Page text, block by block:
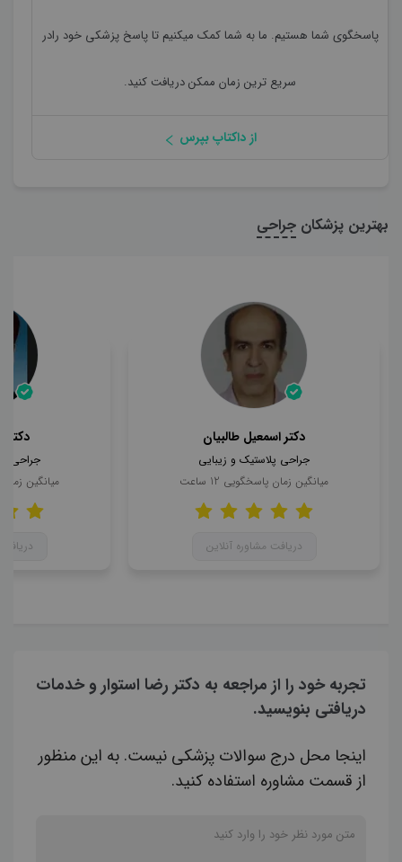
پاسخگوی شما هستیم. ما به شما کمک میکنیم تا پاسخ پزشکی خود رادر
سریع ترین زمان ممکن دریافت کنید.
از داکتاپ بپرس
بهترین پزشکان جراحی
دکتر اسمعیل طالبیان
جراحی پلاستیک و زیبایی
میانگین زمان پاسخگویی 12 ساعت
دریافت مشاوره آنلاین
دکتر
جراحی
میانگین
تجربه خود را از مراجعه به دکتر رضا استوار و خدمات
دریافتی بنویسید.
اینجا محل درج سوالات پزشکی نیست. به این منظور
از قسمت مشاوره استفاده کنید.